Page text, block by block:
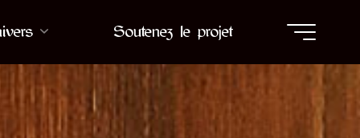
Soutenez le projet